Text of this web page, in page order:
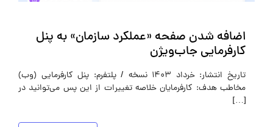
اضافه شدن صفحه «عملکرد سازمان» به پنل
کارفرمایی جاب‌ویژن
تاریخ انتشار: خرداد ۱۴۰3 نسخه / پلتفرم: پنل کارفرمایی (وب)
مخاطب هدف: کارفرمایان خلاصه تغییرات از این پس می‌توانید در
[…]